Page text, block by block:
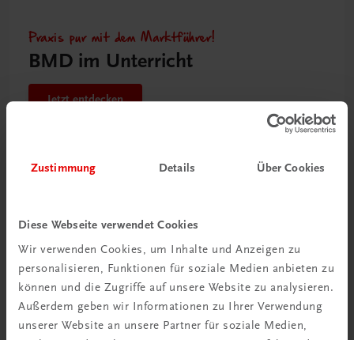
Zustimmung Details Über Cookies
Diese Webseite verwendet Cookies
Wir verwenden Cookies, um Inhalte und Anzeigen zu
personalisieren, Funktionen für soziale Medien anbieten zu
können und die Zugriffe auf unsere Website zu analysieren.
Außerdem geben wir Informationen zu Ihrer Verwendung
unserer Website an unsere Partner für soziale Medien,
Praxis pur mit dem Marktführer!
BMD im Unterricht
Jetzt entdecken